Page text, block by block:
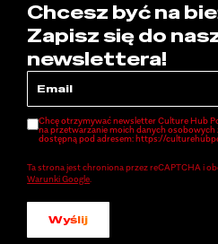
Chcesz być na
Zapisz się do
newslettera!
Chcę otrzymywać newsletter Culture Hub
na przetwarzanie moich danych
dostępną pod adresem: https://
Ta strona jest chroniona przez reCAPTCHA i
Warunki Google
Wyślij